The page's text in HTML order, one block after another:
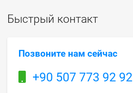
Быстрый контакт
Позвоните нам сейчас
+90 507 773 92 92